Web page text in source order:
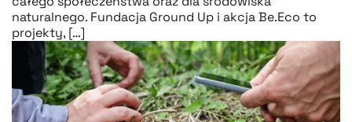
naturalnego. Fundacja Ground Up i akcja Be.Eco to
projekty, […]